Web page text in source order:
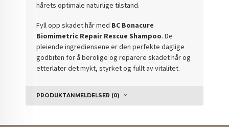
hårets optimale naturlige tilstand.
Fyll opp skadet hår med BC Bonacure
Biomimetric Repair Rescue Shampoo.De
pleiende ingrediensene er den perfekte daglige
godbiten for å berolige og reparere skadet hår og
etterlater det mykt, styrket og fullt av vitalitet.
PRODUKTANMELDELSER (0)